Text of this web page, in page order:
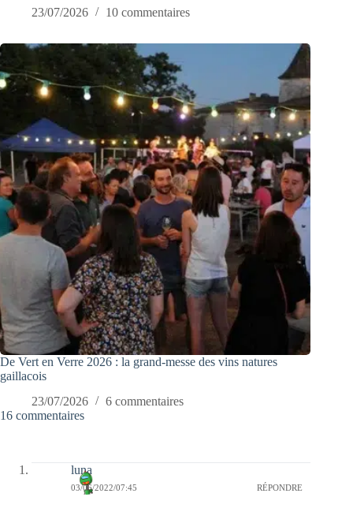
23/07/2026
10 commentaires
De Vert en Verre 2026 : la grand-messe des vins natures
gaillacois
23/07/2026
6 commentaires
16 commentaires
luna
03/06/2022/07:45 RÉPONDRE